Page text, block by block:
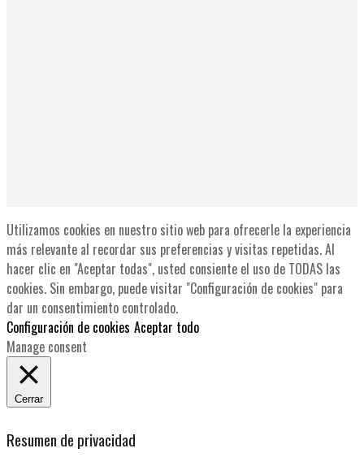
Utilizamos cookies en nuestro sitio web para ofrecerle la experiencia
más relevante al recordar sus preferencias y visitas repetidas. Al
hacer clic en "Aceptar todas", usted consiente el uso de TODAS las
cookies. Sin embargo, puede visitar "Configuración de cookies" para
dar un consentimiento controlado.
Configuración de cookies Aceptar todo
Manage consent
Cerrar
Resumen de privacidad